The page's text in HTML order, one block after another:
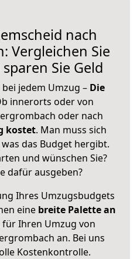
nach
Vergleichen Sie
Sie Geld
jedem Umzug – Die
innerorts oder von
oder nach
kostet. Man muss sich
das Budget hergibt.
und wünschen Sie?
dafür ausgeben?
Ihres Umzugsbudgets
eine breite Palette an
für Ihren Umzug von
an. Bei uns
Kostenkontrolle.